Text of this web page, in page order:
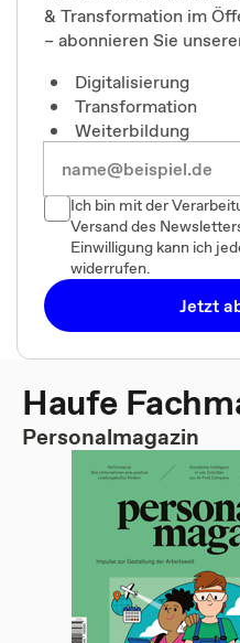
& Transformation im
– abonnieren Sie
Digitalisierung
Transformation
Weiterbildung
Ich bin mit der
Versand des
Einwilligung kann ich
widerrufen.
Jetzt
Haufe
Personalmagazin